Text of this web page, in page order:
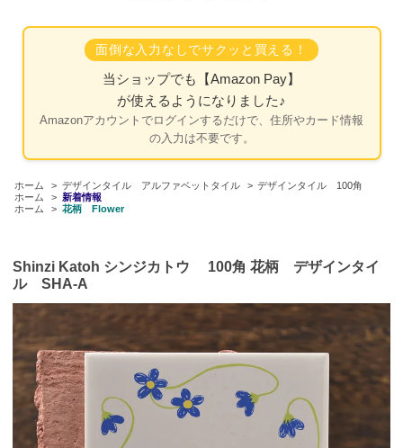
面倒な入力なしでサクッと買える！
当ショップでも
【Amazon Pay】
が使えるようになりました♪
Amazonアカウントでログインするだけで、住所やカード情報
の入力は不要です。
ホーム > デザインタイル アルファベットタイル > デザインタイル 100角
ホーム
> 新着情報
ホーム
> 花柄 Flower
Shinzi Katoh シンジカトウ 100角 花柄 デザインタイ
ル SHA-A